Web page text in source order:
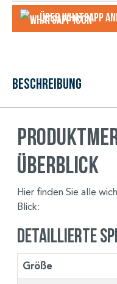
Über WhatsApp
Beschreibung
Überblick
Hier finden Sie alle
Blick:
Detaillierte
Größe